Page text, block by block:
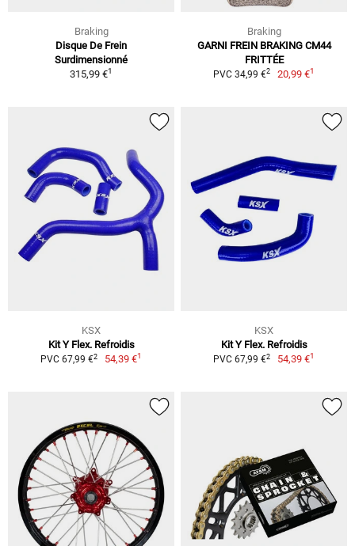
Braking
Disque De Frein
Surdimensionné
315,99 €1
Braking
GARNI FREIN BRAKING CM44
FRITTÉE
PVC 34,99 €2 20,99 €1
KSX
Kit Y Flex. Refroidis
PVC 67,99 €2 54,39 €1
KSX
Kit Y Flex. Refroidis
PVC 67,99 €2 54,39 €1